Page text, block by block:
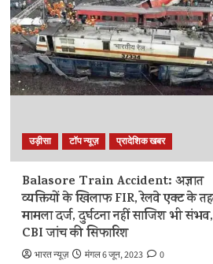
रहा
साइक्लोन
मोंथा!
इन
राज्यों
में
रेड
जानें
करेगा
लैंडफॉल?
के
बारे
उड़ीसा टॉप न्यूज़ प्रादेशिक खबर
Balasore Train Accident: अज्ञात
व्यक्तियों के खिलाफ FIR, रेलवे एक्ट के
मामला दर्ज, दुर्घटना नहीं साजिश भी संभव,
CBI जांच की सिफारिश
भारत न्यूज़ मंगल 6 जून, 2023
0